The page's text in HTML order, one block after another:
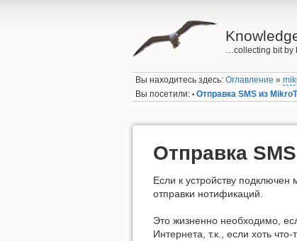
…collecting bit by
Вы находитесь здесь:Оглавление »
Вы посетили: • Отправка SMS из
Отправка
Если к устройству подключен
отправки нотификаций.
Это жизненно необходимо,
Интернета, т.к., если хоть